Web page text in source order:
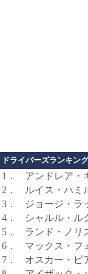
ドライバーズランキング
1． アンドレア・
2．
ルイス・ハミ
3．
ジョージ・ラ
4．
シャルル・ル
5．
ランド・ノリ
6．
マックス・フ
7．
オスカー・ピ